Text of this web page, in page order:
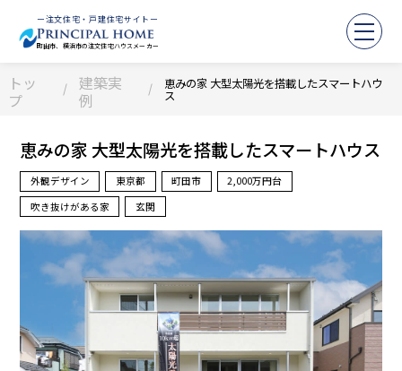
ー注文住宅・戸建住宅サイトー
町田市、横浜市の注文住宅ハウスメーカー
トッ
プ
建築実
例
恵みの家 大型太陽光を搭載したスマートハウ
ス
恵みの家 大型太陽光を搭載したスマートハウス
外観デザイン 東京都 町田市
2,000万円台
吹き抜けがある家
玄関